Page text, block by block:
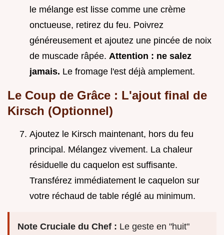
le mélange est lisse comme une crème
onctueuse, retirez du feu. Poivrez
généreusement et ajoutez une pincée de noix
de muscade râpée. Attention : ne salez
jamais. Le fromage l'est déjà amplement.
Le Coup de Grâce : L'ajout final de
Kirsch (Optionnel)
Ajoutez le Kirsch maintenant, hors du feu
principal. Mélangez vivement. La chaleur
résiduelle du caquelon est suffisante.
Transférez immédiatement le caquelon sur
votre réchaud de table réglé au minimum.
Note Cruciale du Chef : Le geste en "huit"